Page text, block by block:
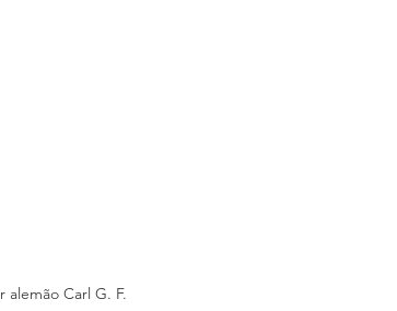
alemão Carl G. F.